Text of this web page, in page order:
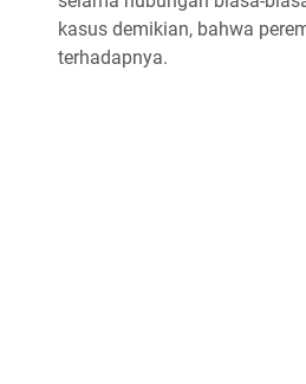
kasus demikian, bahwa
terhadapnya.